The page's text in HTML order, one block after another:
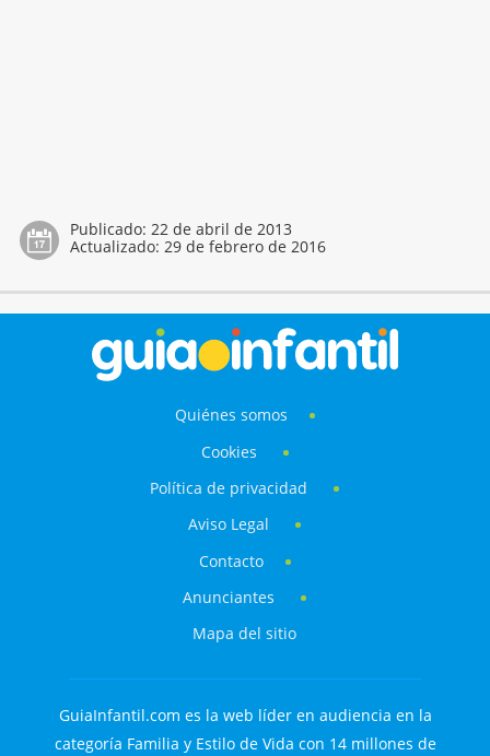
Publicado: 22 de abril de 2013
Actualizado: 29 de febrero de 2016
Quiénes somos
Cookies
Política de privacidad
Aviso Legal
Contacto
Anunciantes
Mapa del sitio
GuiaInfantil.com es la web líder en audiencia en la
categoría Familia y Estilo de Vida con 14 millones de